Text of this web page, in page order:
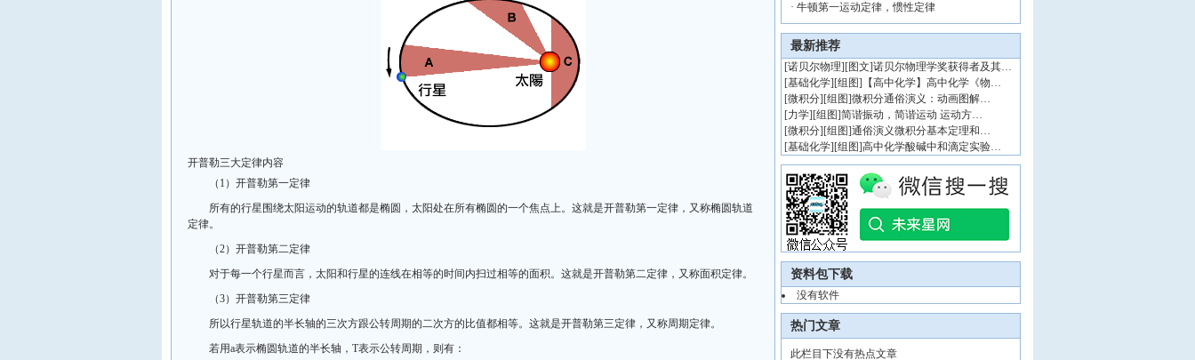
开普勒三大定律内容
（1）开普勒第一定律
所有的行星围绕太阳运动的轨道都是椭圆，太阳处在所有椭圆的一个焦点上。这就是开普勒第一定律，又称椭圆轨道
定律。
（2）开普勒第二定律
对于每一个行星而言，太阳和行星的连线在相等的时间内扫过相等的面积。这就是开普勒第二定律，又称面积定律。
（3）开普勒第三定律
所以行星轨道的半长轴的三次方跟公转周期的二次方的比值都相等。这就是开普勒第三定律，又称周期定律。
若用a表示椭圆轨道的半长轴，T表示公转周期，则有：
· 牛顿第一运动定律，惯性定律
最新推荐
[诺贝尔物理][图文]诺贝尔物理学奖获得者及其…
[基础化学][组图] 【高中化学】高中化学《物…
[微积分][组图]微积分通俗演义：动画图解…
[力学][组图]简谐振动，简谐运动 运动方…
[微积分][组图]通俗演义微积分基本定理和…
[基础化学][组图]高中化学酸碱中和滴定实验…
资料包下载
没有软件
热门文章
此栏目下没有热点文章